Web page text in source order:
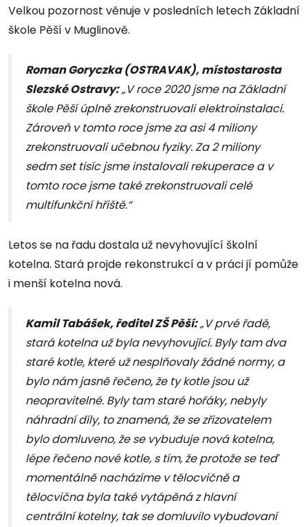
Velkou pozornost věnuje v posledních letech Základní
škole Pěší v Muglinově.
Roman Goryczka (OSTRAVAK), místostarosta
Slezské Ostravy:„V roce 2020 jsme na Základní
škole Pěší úplně zrekonstruovali elektroinstalaci.
Zároveň v tomto roce jsme za asi 4 miliony
zrekonstruovali učebnou fyziky. Za 2 miliony
sedm set tisíc jsme instalovali rekuperace a v
tomto roce jsme také zrekonstruovali celé
multifunkční hřiště.“
Letos se na řadu dostala už nevyhovující školní
kotelna. Stará projde rekonstrukcí a v práci jí pomůže
i menší kotelna nová.
Kamil Tabášek, ředitel ZŠ Pěší:„V prvé řadě,
stará kotelna už byla nevyhovující. Byly tam dva
staré kotle, které už nesplňovaly žádné normy, a
bylo nám jasně řečeno, že ty kotle jsou už
neopravitelné. Byly tam staré hořáky, nebyly
náhradní díly, to znamená, že se zřizovatelem
bylo domluveno, že se vybuduje nová kotelna,
lépe řečeno nové kotle, s tím, že protože se teď
momentálně nacházíme v tělocvičně a
tělocvična byla také vytápěná z hlavní
centrální kotelny, tak se domluvilo vybudovaní